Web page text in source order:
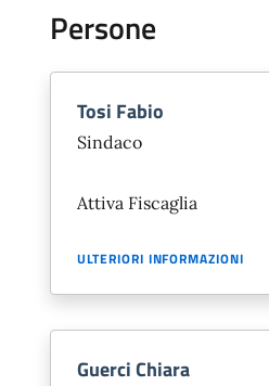
Persone
Tosi Fabio
Sindaco
Attiva Fiscaglia
ULTERIORI INFORMAZIONI
Guerci Chiara